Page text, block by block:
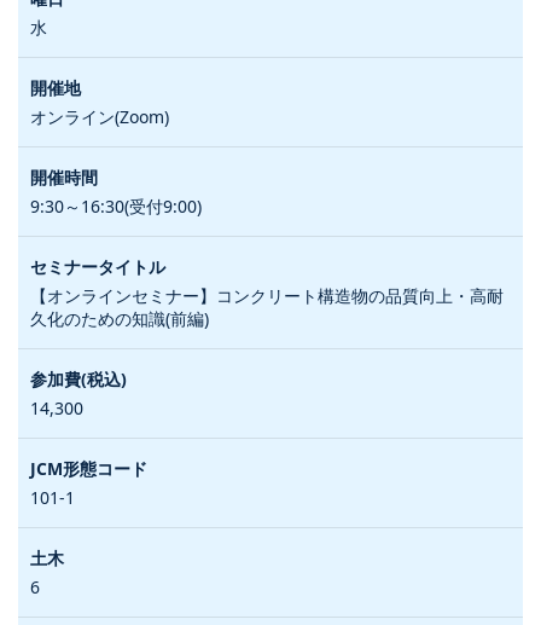
水
オンライン(Zoom)
9:30～16:30(受付9:00)
【オンラインセミナー】コンクリート構造物の品質向上・高耐
久化のための知識(前編)
14,300
101-1
6